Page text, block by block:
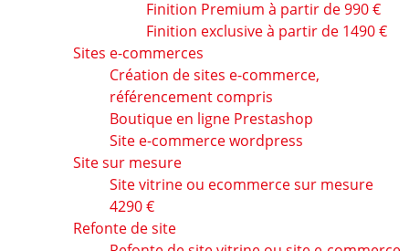
Finition Premium à partir de 990 €
Finition exclusive à partir de 1490 €
Sites e-commerces
Création de sites e-commerce,
référencement compris
Boutique en ligne Prestashop
Site e-commerce wordpress
Site sur mesure
Site vitrine ou ecommerce sur mesure
4290 €
Refonte de site